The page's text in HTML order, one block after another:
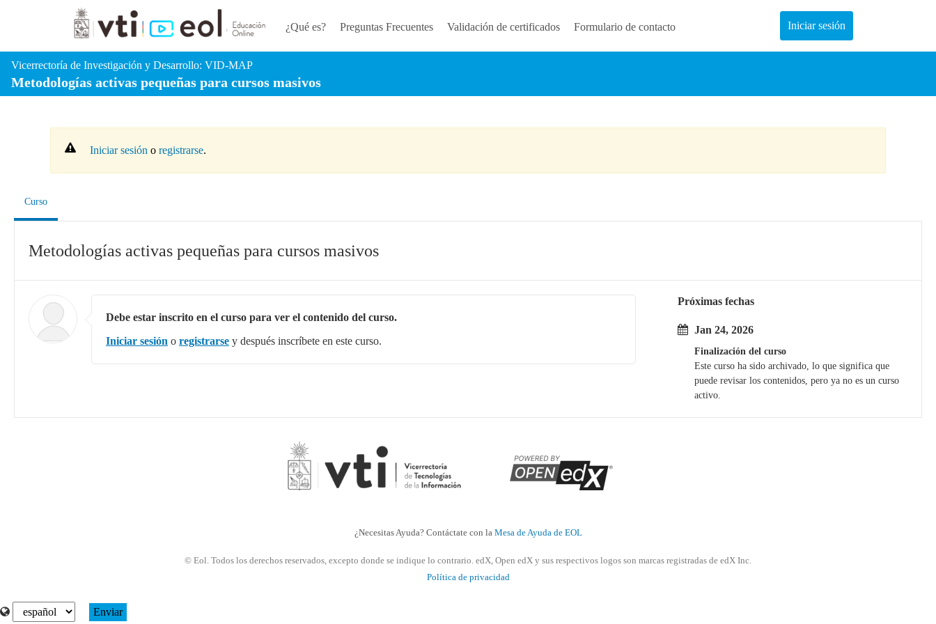
Ir al contenido principal
¿Qué es?
Preguntas Frecuentes Validación de certificados Formulario de contacto Iniciar sesión
Vicerrectoría de Investigación y Desarrollo: VID-MAP
Metodologías activas pequeñas para cursos masivos
Iniciar sesión o registrarse.
Curso, ubicación actual
Metodologías activas pequeñas para cursos masivos
Debe estar inscrito en el curso para ver el contenido del curso.
Iniciar sesión o registrarse y después inscríbete en este curso.
Próximas fechas
Jan 24, 2026
Finalización del curso
Este curso ha sido archivado, lo que significa que
puede revisar los contenidos, pero ya no es un curso
activo.
¿Necesitas Ayuda? Contáctate con la Mesa de Ayuda de EOL
© Eol. Todos los derechos reservados, excepto donde se indique lo contrario. edX, Open edX y sus respectivos logos son marcas registradas de edX Inc.
Política de privacidad
Seleccionar idioma Enviar